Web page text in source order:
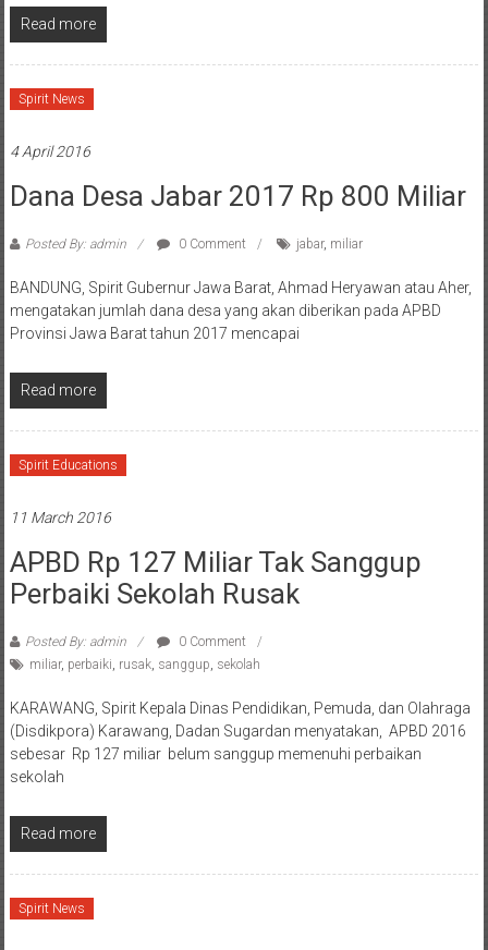
Read more
Spirit News
4 April 2016
Dana Desa Jabar 2017 Rp 800 Miliar
Posted By: admin 0 Comment jabar, miliar
BANDUNG, Spirit Gubernur Jawa Barat, Ahmad Heryawan atau Aher,
mengatakan jumlah dana desa yang akan diberikan pada APBD
Provinsi Jawa Barat tahun 2017 mencapai
Read more
Spirit Educations
11 March 2016
APBD Rp 127 Miliar Tak Sanggup
Perbaiki Sekolah Rusak
Posted By: admin
0 Comment
miliar, perbaiki rusak, sanggup sekolah
KARAWANG, Spirit Kepala Dinas Pendidikan, Pemuda, dan Olahraga
(Disdikpora) Karawang, Dadan Sugardan menyatakan, APBD 2016
sebesar Rp 127 miliar belum sanggup memenuhi perbaikan
sekolah
Read more
Spirit News